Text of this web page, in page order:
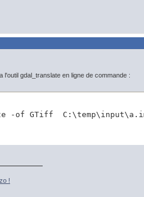
l'outil gdal_translate en ligne de commande :
-of GTiff
!